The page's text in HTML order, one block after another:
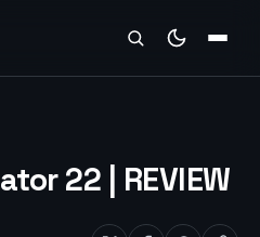
22 | REVIEW